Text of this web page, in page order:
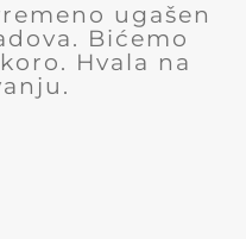
ugašen
Bićemo
Hvala na